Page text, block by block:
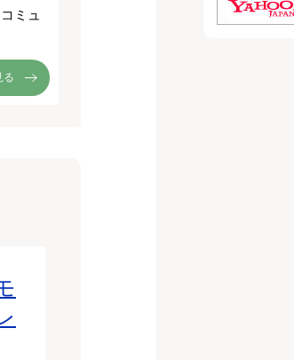
ミュ
る